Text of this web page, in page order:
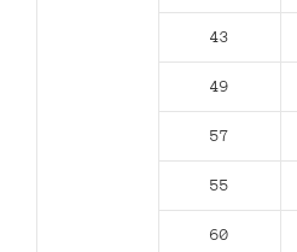
43
49
57
55
60